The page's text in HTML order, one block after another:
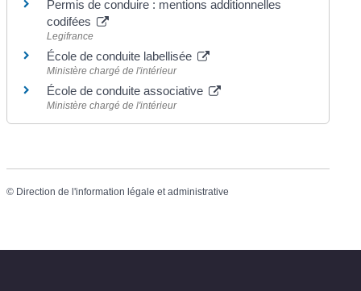
Permis de conduire : mentions additionnelles
codifées
Legifrance
École de conduite labellisée
Ministère chargé de l'intérieur
École de conduite associative
Ministère chargé de l'intérieur
© Direction de l'information légale et administrative